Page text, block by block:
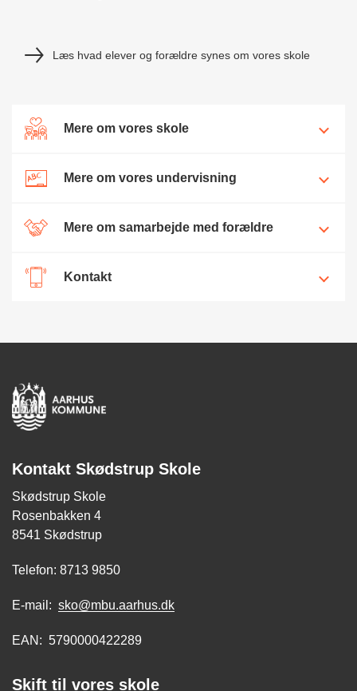
Læs hvad elever og forældre synes om vores skole
Mere om vores skole
Mere om vores undervisning
Mere om samarbejde med forældre
Kontakt
Kontakt Skødstrup Skole
Skødstrup Skole
Rosenbakken 4
8541 Skødstrup
Telefon: 8713 9850
E-mail: sko@mbu.aarhus.dk
EAN: 5790000422289
Skift til vores skole